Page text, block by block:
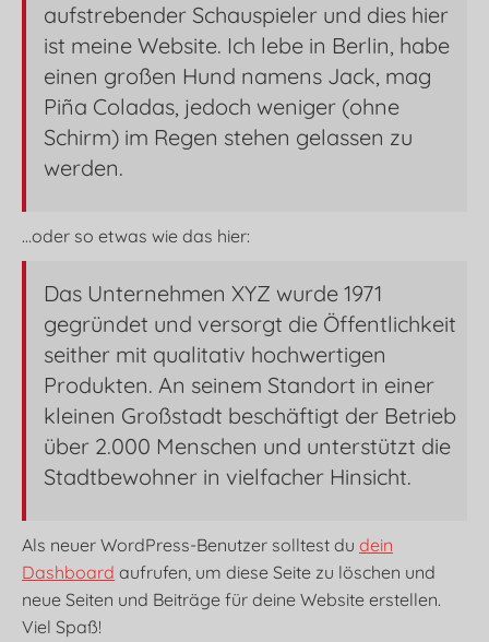
aufstrebender Schauspieler und dies hier
ist meine Website. Ich lebe in Berlin, habe
einen großen Hund namens Jack, mag
Piña Coladas, jedoch weniger (ohne
Schirm) im Regen stehen gelassen zu
werden.
…oder so etwas wie das hier:
Das Unternehmen XYZ wurde 1971
gegründet und versorgt die Öffentlichkeit
seither mit qualitativ hochwertigen
Produkten. An seinem Standort in einer
kleinen Großstadt beschäftigt der Betrieb
über 2.000 Menschen und unterstützt die
Stadtbewohner in vielfacher Hinsicht.
Als neuer WordPress-Benutzer solltest du dein
Dashboard aufrufen, um diese Seite zu löschen und
neue Seiten und Beiträge für deine Website erstellen.
Viel Spaß!